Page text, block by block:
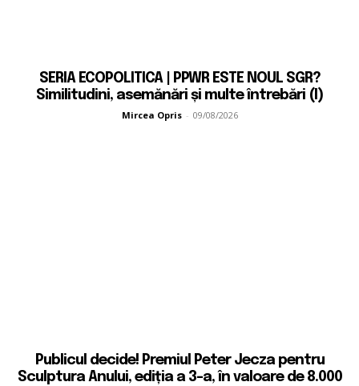
SERIA ECOPOLITICA | PPWR ESTE NOUL SGR?
Similitudini, asemănări și multe întrebări (I)
Mircea Opris - 09/08/2026
Publicul decide! Premiul Peter Jecza pentru
Sculptura Anului, ediția a 3-a, în valoare de 8.000